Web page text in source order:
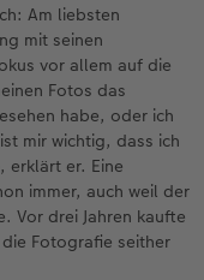
Am liebsten
mit seinen
vor allem auf die
Fotos das
habe, oder ich
mir wichtig, dass ich
erklärt er. Eine
immer, auch weil der
Vor drei Jahren kaufte
Fotografie seither